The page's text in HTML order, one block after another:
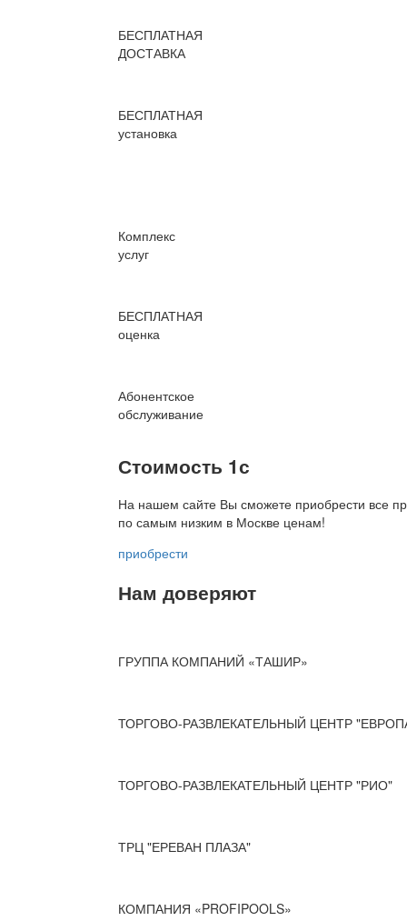
БЕСПЛАТНАЯ
ДОСТАВКА
БЕСПЛАТНАЯ
установка
Комплекс
услуг
БЕСПЛАТНАЯ
оценка
Абонентское
обслуживание
Стоимость 1с
На нашем сайте Вы сможете приобрести все
по самым низким в Москве ценам!
приобрести
Нам доверяют
ГРУППА КОМПАНИЙ «ТАШИР»
ТОРГОВО-РАЗВЛЕКАТЕЛЬНЫЙ ЦЕНТР
ТОРГОВО-РАЗВЛЕКАТЕЛЬНЫЙ ЦЕНТР "РИО"
ТРЦ "ЕРЕВАН ПЛАЗА"
КОМПАНИЯ «PROFIPOOLS»